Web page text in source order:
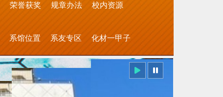
荣誉获奖 规章办法 校内资源
系馆位置 系友专区 化材一甲子